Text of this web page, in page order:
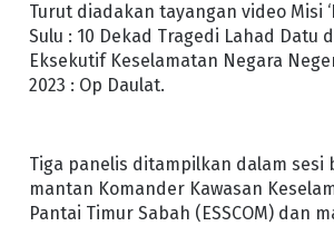
Turut diadakan tayangan video Misi
Sulu : 10 Dekad Tragedi Lahad Datu
Eksekutif Keselamatan Negara
2023 : Op Daulat.
Tiga panelis ditampilkan dalam sesi
mantan Komander Kawasan
Pantai Timur Sabah (ESSCOM) dan